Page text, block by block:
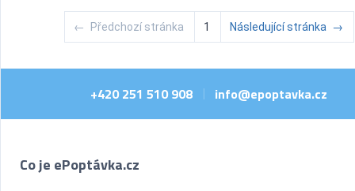
← Předchozí stránka 1 Následující stránka →
+420 251 510 908 | info@epoptavka.cz
Co je ePoptávka.cz